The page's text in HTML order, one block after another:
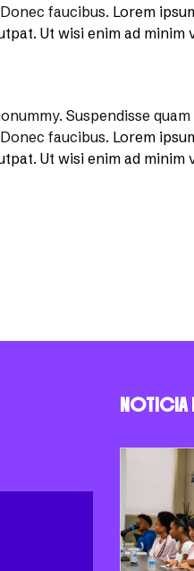
faucibus. Lorem
Ut wisi enim ad
Suspendisse
faucibus. Lorem
Ut wisi enim ad
NOTICIA